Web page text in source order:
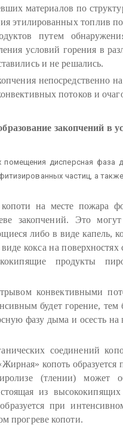
материалов по
этилированных топлив
путем
условий горения в
и не решались.
непосредственно
потоков и
закопчений в
дисперсная фаза
частиц, а
на месте пожара
закопчений. Это
либо в виде капель,
кокса на
продукты
конвективными
будет горение, тем
фазу дыма и осесть на
соединений
копоть образуется
(тлении) может
из высококипящих
при
прогреве копоти.